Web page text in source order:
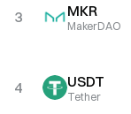
3 MKR
MakerDAO
4 USDT
Tether